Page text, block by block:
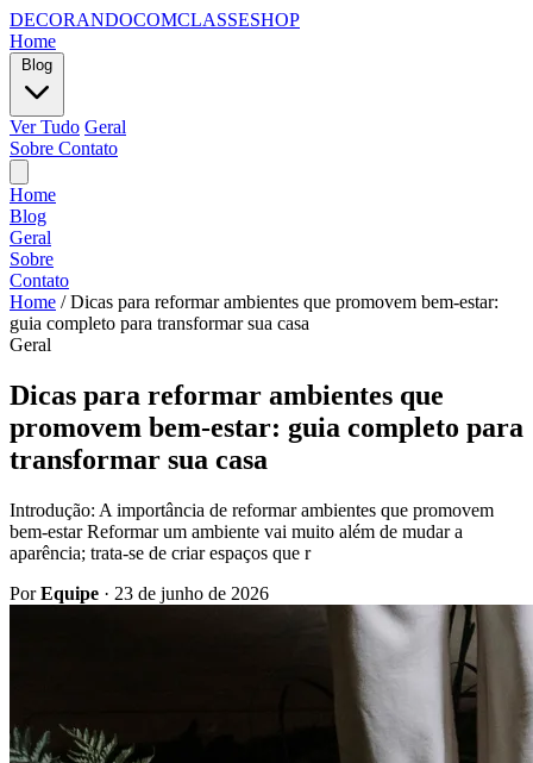
DECORANDOCOMCLASSESHOP
Home
Ver Tudo Geral
Sobre Contato
Home
Blog
Geral
Sobre
Contato
Home / Dicas para reformar ambientes que promovem bem-estar:
guia completo para transformar sua casa
Geral
Dicas para reformar ambientes que
promovem bem-estar: guia completo para
transformar sua casa
Introdução: A importância de reformar ambientes que promovem
bem-estar Reformar um ambiente vai muito além de mudar a
aparência; trata-se de criar espaços que r
PorEquipe · 23 de junho de 2026